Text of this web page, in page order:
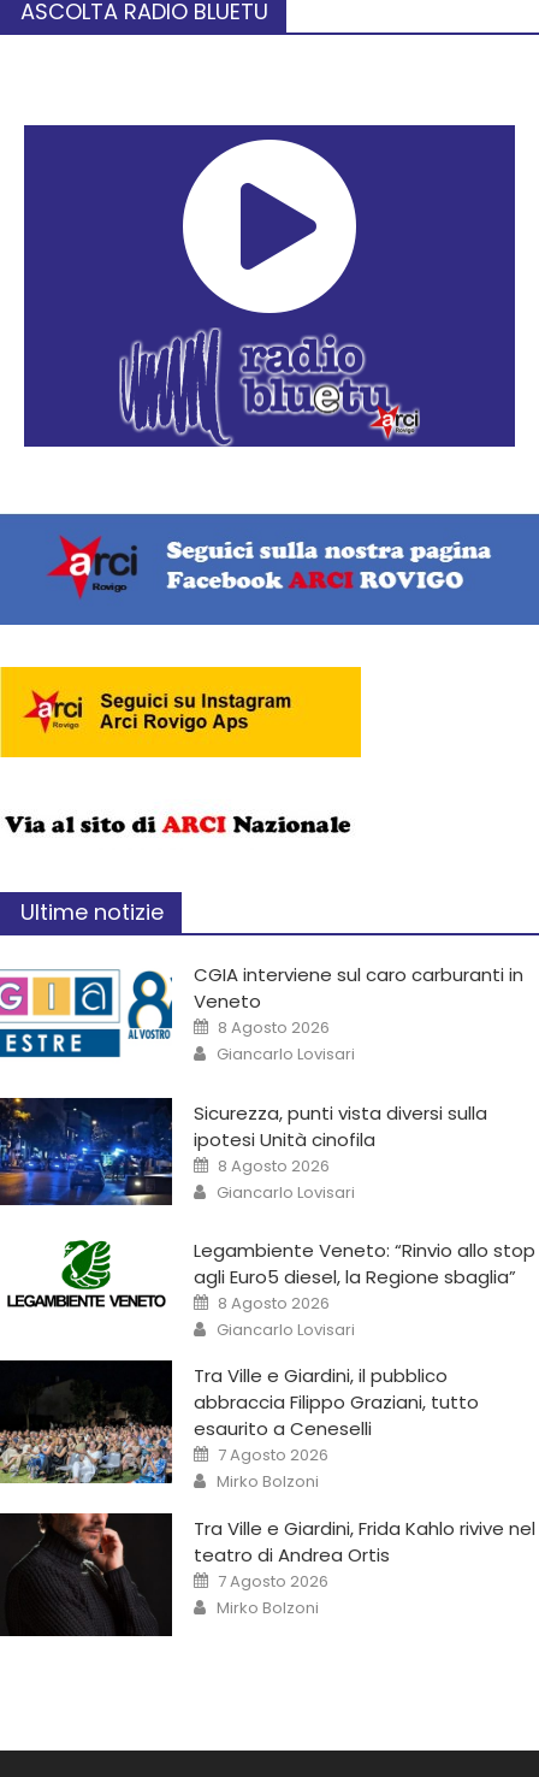
ASCOLTA RADIO BLUETU
Ultime notizie
CGIA interviene sul caro carburanti in
Veneto
8 Agosto 2026
Giancarlo Lovisari
Sicurezza, punti vista diversi sulla
ipotesi Unità cinofila
8 Agosto 2026
Giancarlo Lovisari
Legambiente Veneto: “Rinvio allo stop
agli Euro5 diesel, la Regione sbaglia”
8 Agosto 2026
Giancarlo Lovisari
Tra Ville e Giardini, il pubblico
abbraccia Filippo Graziani, tutto
esaurito a Ceneselli
7 Agosto 2026
Mirko Bolzoni
Tra Ville e Giardini, Frida Kahlo rivive nel
teatro di Andrea Ortis
7 Agosto 2026
Mirko Bolzoni